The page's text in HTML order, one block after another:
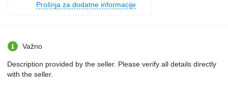
Prošnja za dodatne informacije
Važno
Description provided by the seller. Please verify all details directly
with the seller.